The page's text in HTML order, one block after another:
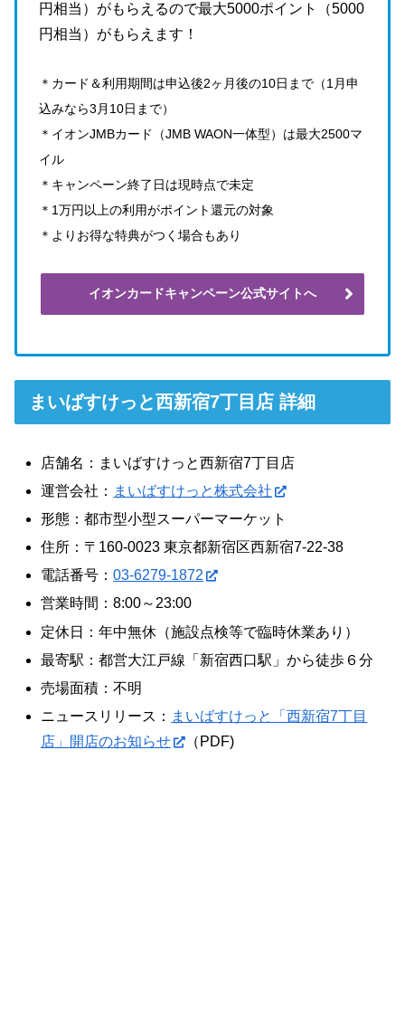
円相当）がもらえるので最大5000ポイント（5000
円相当）がもらえます！
＊カード＆利用期間は申込後2ヶ月後の10日まで（1月申
込みなら3月10日まで）
＊イオンJMBカード（JMB WAON一体型）は最大2500マ
イル
＊キャンペーン終了日は現時点で未定
＊1万円以上の利用がポイント還元の対象
＊よりお得な特典がつく場合もあり
イオンカードキャンペーン公式サイトへ
まいばすけっと西新宿7丁目店 詳細
店舗名：まいばすけっと西新宿7丁目店
運営会社： まいばすけっと株式会社
形態：都市型小型スーパーマーケット
住所：〒160-0023 東京都新宿区西新宿7-22-38
電話番号：03-6279-1872
営業時間：8:00～23:00
定休日：年中無休（施設点検等で臨時休業あり）
最寄駅：都営大江戸線「新宿西口駅」から徒歩６分
売場面積：不明
ニュースリリース： まいばすけっと「西新宿7丁目
店」開店のお知らせ
（PDF)